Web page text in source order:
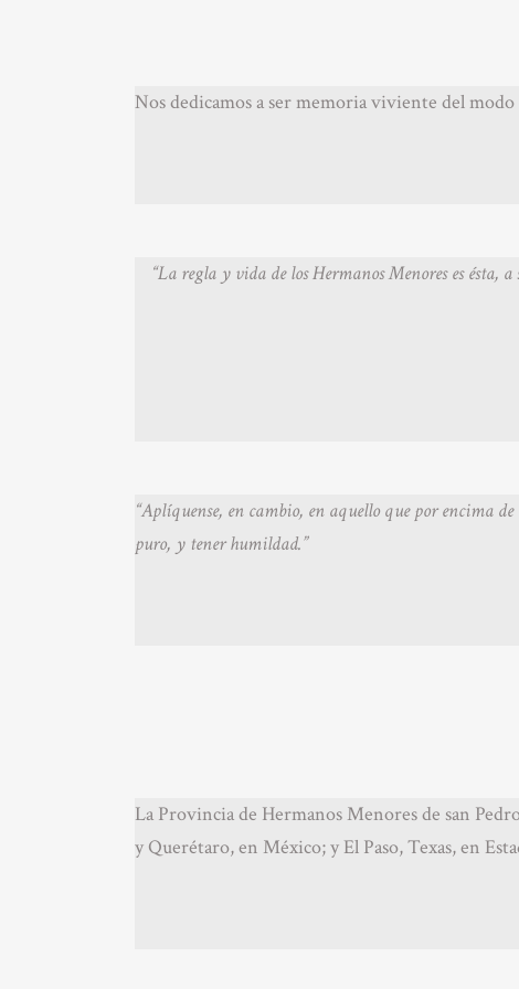
Nos dedicamos a ser memoria viviente del
“La regla y vida de los Hermanos Menores es ésta,
“Aplíquense, en cambio, en aquello que por encima
puro, y tener humildad.”
La Provincia de Hermanos Menores de san
y Querétaro, en México; y El Paso, Texas, en